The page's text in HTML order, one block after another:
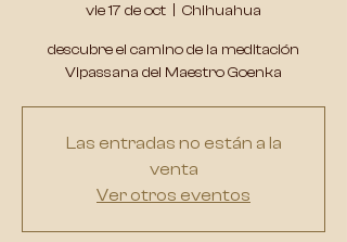
vie 17 de oct Chihuahua
descubre el camino de la meditación
Vipassana del Maestro Goenka
Las entradas no están a la
venta
Ver otros eventos